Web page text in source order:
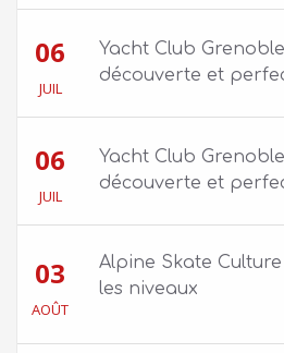
06
JUIL
Yacht Club
découverte et
06
JUIL
Yacht Club
découverte et
03
AOÛT
Alpine Skate
les niveaux